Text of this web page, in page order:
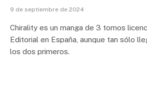
9 de septiembre de 2024
Chirality es un manga de 3 tomos
Editorial en España, aunque tan sólo
los dos primeros.